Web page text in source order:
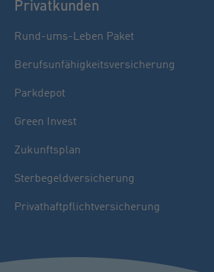
Privatkunden
Rund-ums-Leben Paket
Berufsunfähigkeitsversicherung
Parkdepot
Green Invest
Zukunftsplan
Sterbegeldversicherung
Privathaftpflichtversicherung